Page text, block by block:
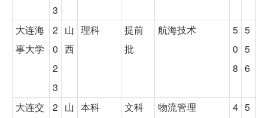
3
大连海
事大学
2
0
2
3
山
西
理科
提前
批
航海技术
5
0
8
5
5
6
大连交
2 山 本科 文科 物流管理
4 5